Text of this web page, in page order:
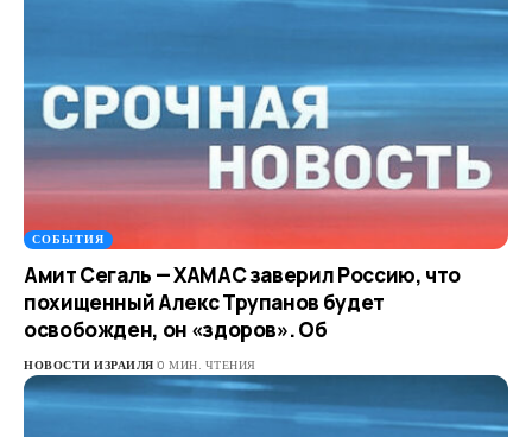
СОБЫТИЯ
Амит Сегаль — ХАМАС заверил Россию, что
похищенный Алекс Трупанов будет
освобожден, он «здоров». Об
НОВОСТИ ИЗРАИЛЯ 0 МИН. ЧТЕНИЯ